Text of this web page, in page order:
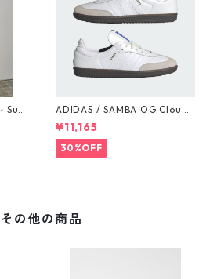
Sus
12
ADIDAS / SAMBA OG Cloud
White / Cloud White / Gum
(IE3439)
¥11,165
30%OFF
その他の商品